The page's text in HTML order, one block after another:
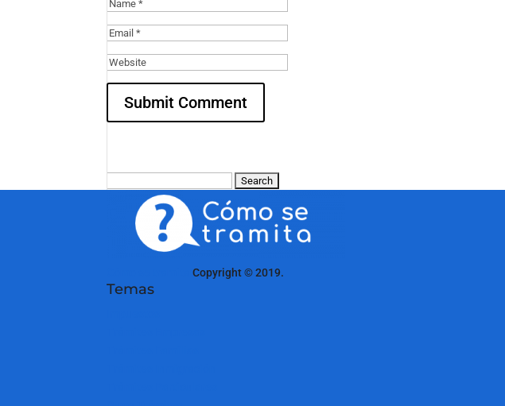
Copyright © 2019.
Temas